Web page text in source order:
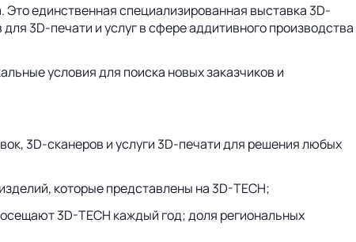
единственная специализированная выставка 3D-
3D-печати и услуг в сфере аддитивного производства
условия для поиска новых заказчиков и
3D-сканеров и услуги 3D-печати для решения любых
которые представлены на 3D-TECH;
3D-TECH каждый год; доля региональных